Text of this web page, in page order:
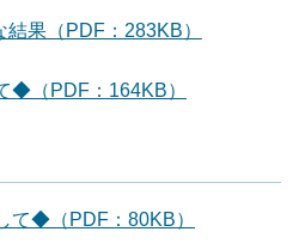
果（PDF：283KB）
◆（PDF：164KB）
て◆（PDF：80KB）